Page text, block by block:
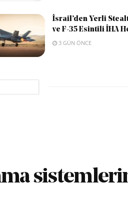
İsrail’den Yerli
ve F-35 Esintili İHA
3 GÜN ÖNCE